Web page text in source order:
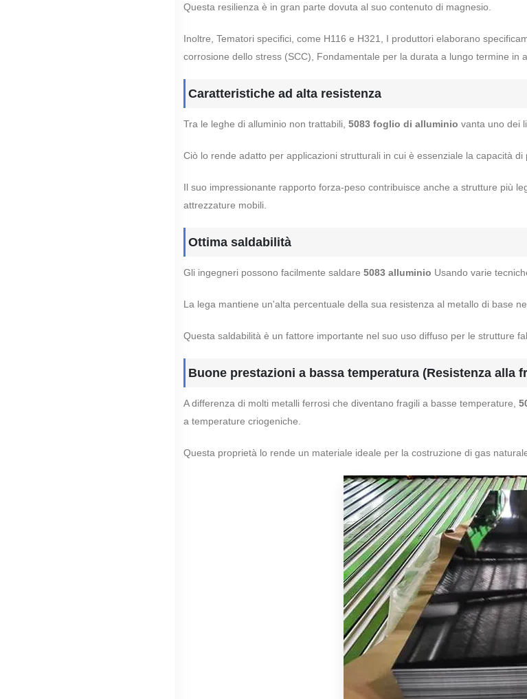
Questa resilienza è in gran parte dovuta al suo contenuto di magnesio.
Inoltre, Tematori specifici, come H116 e H321, I produttori elaborano
corrosione dello stress (SCC), Fondamentale per la durata a lungo termine in
Caratteristiche ad alta resistenza
Tra le leghe di alluminio non trattabili, 5083 foglio di alluminio vanta uno dei
Ciò lo rende adatto per applicazioni strutturali in cui è essenziale la capacità di
Il suo impressionante rapporto forza-peso contribuisce anche a strutture più
attrezzature mobili.
Ottima saldabilità
Gli ingegneri possono facilmente saldare 5083 alluminio Usando varie
La lega mantiene un'alta percentuale della sua resistenza al metallo di base
Questa saldabilità è un fattore importante nel suo uso diffuso per le strutture
Buone prestazioni a bassa temperatura (Resistenza alla
A differenza di molti metalli ferrosi che diventano fragili a basse temperature,
a temperature criogeniche.
Questa proprietà lo rende un materiale ideale per la costruzione di gas